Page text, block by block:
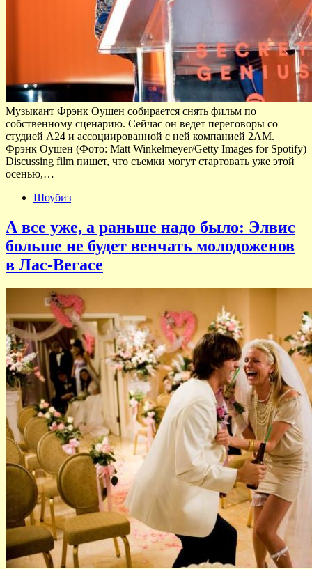
Музыкант Фрэнк Оушен собирается снять фильм по
собственному сценарию. Сейчас он ведет переговоры со
студией А24 и ассоциированной с ней компанией 2AM.
Фрэнк Оушен (Фото: Matt Winkelmeyer/Getty Images for Spotify)
Discussing film пишет, что съемки могут стартовать уже этой
осенью,…
Шоубиз
А все уже, а раньше надо было: Элвис
больше не будет венчать молодоженов
в Лас-Вегасе